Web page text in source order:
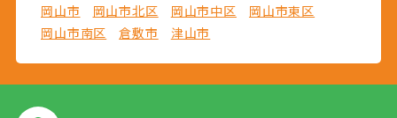
岡山市 岡山市北区 岡山市中区
岡山市東区
岡山市南区
倉敷市 津山市